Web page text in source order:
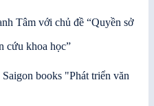
Tâm với chủ đề “Quyền sở
cứu khoa học”
books "Phát triển văn